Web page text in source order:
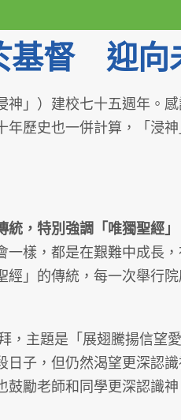
基督 迎向
」）建校七十五週年。感
年歷史也一併計算，「浸
統，特別強調「唯獨聖經
一樣，都是在艱難中成長
經」的傳統，每一次舉行
主題是「展翅騰揚信望
日子，但仍然渴望更深認
鼓勵老師和同學更深認識